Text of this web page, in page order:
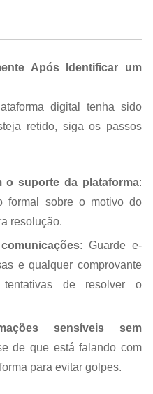
Após Identificar um
digital tenha sido
retido, siga os passos
o suporte da plataforma:
formal sobre o motivo do
resolução.
: Guarde e-
e qualquer comprovante
de resolver o
sensíveis sem
de que está falando com
para evitar golpes.